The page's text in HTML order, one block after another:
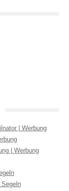
| Werbung
| Werbung